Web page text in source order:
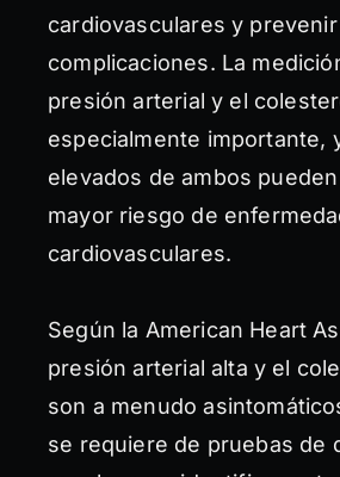
cardiovasculares y prevenir
complicaciones. La
presión arterial y el
especialmente importante,
elevados de ambos
mayor riesgo de
cardiovasculares.
Según la American Heart
presión arterial alta y el
son a menudo
se requiere de pruebas de